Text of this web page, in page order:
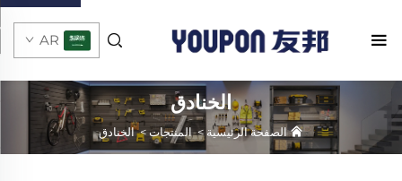
AR
الخنادق
الصفحة الرئيسية>المنتجات>الخنادق